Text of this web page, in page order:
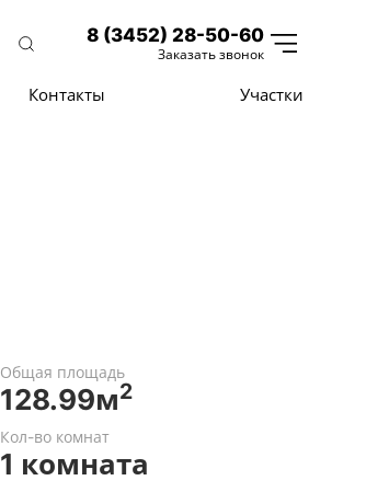
8 (3452) 28-50-60
Заказать звонок
Контакты Участки
Общая площадь
128.99м2
Кол-во комнат
1 комната